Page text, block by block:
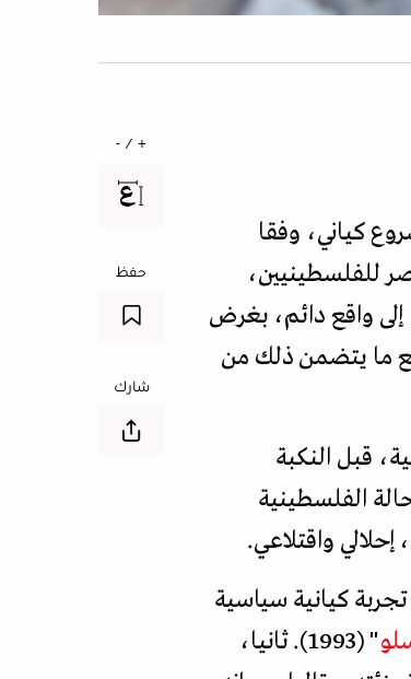
كياني، وفقا
للفلسطينيين،
واقع دائم، بغرض
ما يتضمن ذلك من
قبل النكبة
الفلسطينية
واقتلاعي.
تجربة كيانية سياسية
" (1993). ثانيا،
+ / -
حفظ
شارك